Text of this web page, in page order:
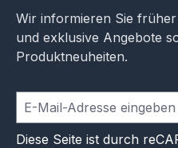
Wir informieren Sie
und exklusive Angebote
Produktneuheiten.
Diese Seite ist durch